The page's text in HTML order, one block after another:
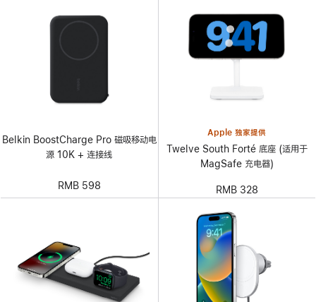
Belkin BoostCharge Pro 磁吸移动电
源 10K + 连接线
RMB 598
Apple 独家提供
Twelve South Forté 底座 (适用于
MagSafe 充电器)
RMB 328